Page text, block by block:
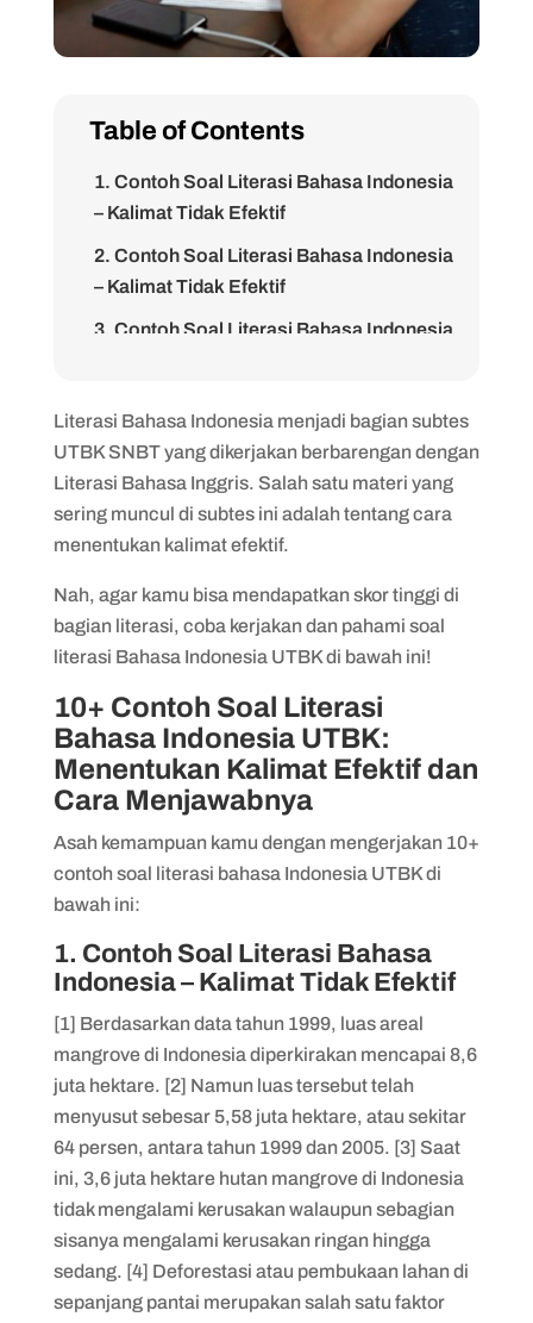
Table of Contents
1. Contoh Soal Literasi Bahasa Indonesia
– Kalimat Tidak Efektif
2. Contoh Soal Literasi Bahasa Indonesia
– Kalimat Tidak Efektif
3. Contoh Soal Literasi Bahasa Indonesia
– Kalimat Tidak Efektif
5. Contoh Soal Literasi Bahasa Indonesia
– Kalimat Tidak Efektif
6. Contoh Soal Literasi Bahasa Indonesia
7. Contoh Soal Literasi Bahasa Indonesia
– Kalimat Efektif
8. Contoh Soal Literasi Bahasa Indonesia
– Kalimat Efektif
9. Contoh Soal Literasi Bahasa Indonesia
– Kalimat Tidak Efektif
10. Contoh Soal Literasi Bahasa
Indonesia – Kalimat Efektif
Indonesia – Kalimat Tidak Efektif
12. Contoh Soal Literasi Bahasa
Indonesia – Kalimat Tidak Efektif
Literasi Bahasa Indonesia menjadi bagian subtes
UTBK SNBT yang dikerjakan berbarengan dengan
Literasi Bahasa Inggris. Salah satu materi yang
sering muncul di subtes ini adalah tentang cara
menentukan kalimat efektif.
Nah, agar kamu bisa mendapatkan skor tinggi di
bagian literasi, coba kerjakan dan pahami soal
literasi Bahasa Indonesia UTBK di bawah ini!
10+ Contoh Soal Literasi
Bahasa Indonesia UTBK:
Menentukan Kalimat Efektif dan
Cara Menjawabnya
Asah kemampuan kamu dengan mengerjakan 10+
contoh soal literasi bahasa Indonesia UTBK di
bawah ini:
1. Contoh Soal Literasi Bahasa
Indonesia – Kalimat Tidak Efektif
[1] Berdasarkan data tahun 1999, luas areal
mangrove di Indonesia diperkirakan mencapai 8,6
juta hektare. [2] Namun luas tersebut telah
menyusut sebesar 5,58 juta hektare, atau sekitar
64 persen, antara tahun 1999 dan 2005. [3] Saat
ini, 3,6 juta hektare hutan mangrove di Indonesia
tidak mengalami kerusakan walaupun sebagian
sisanya mengalami kerusakan ringan hingga
sedang. [4] Deforestasi atau pembukaan lahan di
sepanjang pantai merupakan salah satu faktor